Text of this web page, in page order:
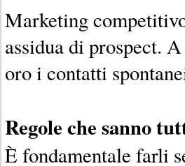
Marketing
assidua di prospect.
oro i contatti
Regole che sanno
È fondamentale farli